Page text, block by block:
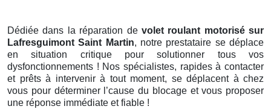
Dédiée dans la réparation de volet roulant motorisé sur
Lafresguimont Saint Martin, notre prestataire se déplace
en situation critique pour solutionner tous vos
dysfonctionnements ! Nos spécialistes, rapides à contacter
et prêts à intervenir à tout moment, se déplacent à chez
vous pour déterminer l’cause du blocage et vous proposer
une réponse immédiate et fiable !